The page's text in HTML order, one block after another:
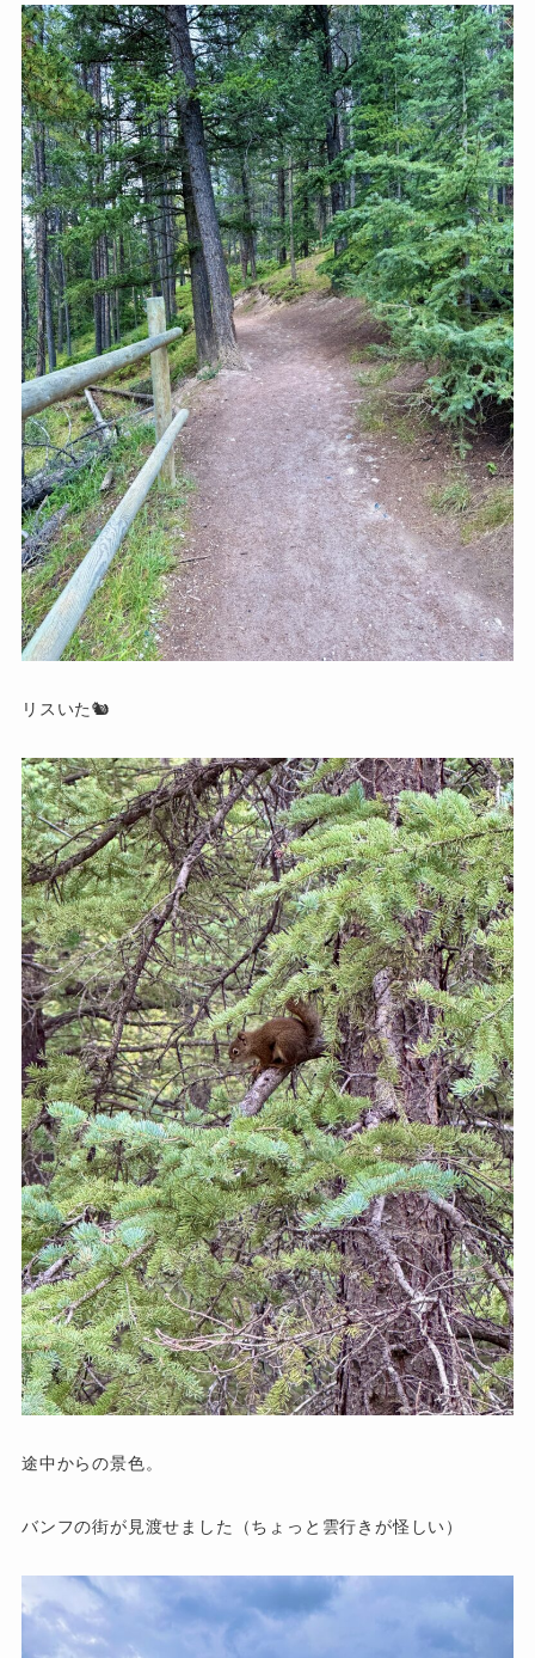
リスいた🐿️
途中からの景色。
バンフの街が見渡せました（ちょっと雲行きが怪しい）